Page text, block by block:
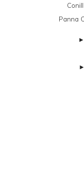
Panna